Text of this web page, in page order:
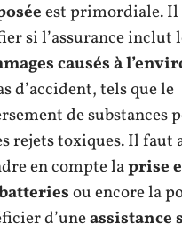
est primordiale.
si l’assurance inclut
causés à
d’accident, tels que le
de substances
rejets toxiques. Il faut
en compte laprise
ou encore la
d’uneassistance